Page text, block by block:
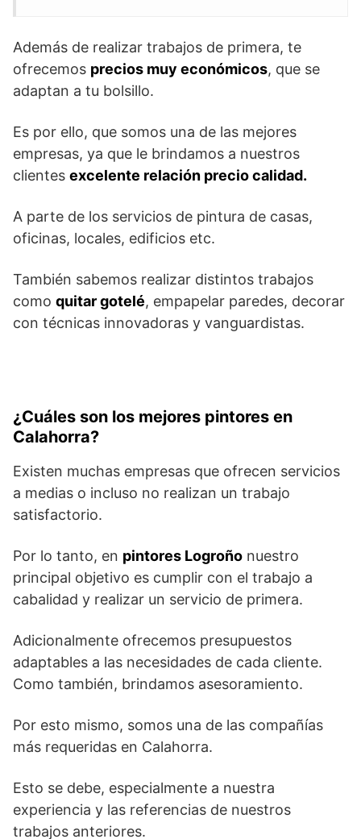
Además de realizar trabajos de primera, te
ofrecemos precios muy económicos, que se
adaptan a tu bolsillo.
Es por ello, que somos una de las mejores
empresas, ya que le brindamos a nuestros
clientes excelente relación precio calidad.
A parte de los servicios de pintura de casas,
oficinas, locales, edificios etc.
También sabemos realizar distintos trabajos
como quitar gotelé, empapelar paredes, decorar
con técnicas innovadoras y vanguardistas.
¿Cuáles son los mejores pintores en
Calahorra?
Existen muchas empresas que ofrecen servicios
a medias o incluso no realizan un trabajo
satisfactorio.
Por lo tanto, en pintores Logroño nuestro
principal objetivo es cumplir con el trabajo a
cabalidad y realizar un servicio de primera.
Adicionalmente ofrecemos presupuestos
adaptables a las necesidades de cada cliente.
Como también, brindamos asesoramiento.
Por esto mismo, somos una de las compañías
más requeridas en Calahorra.
Esto se debe, especialmente a nuestra
experiencia y las referencias de nuestros
trabajos anteriores.